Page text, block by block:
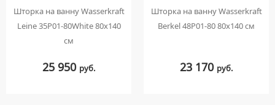
Шторка на ванну Wasserkraft
Leine 35P01-80White 80х140
см
25 950 руб.
Шторка на ванну Wasserkraft
Berkel 48P01-80 80х140 см
23 170 руб.